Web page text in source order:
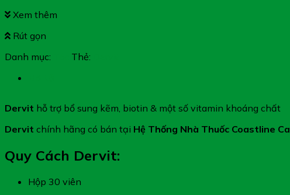
Xem thêm
Rút gọn
Danh mục:
Thẻ:
Dervit hỗ trợ bổ sung kẽm, biotin & một số vitamin khoáng chất
Dervit chính hãng có bán tại Hệ Thống Nhà Thuốc Coastline
Quy Cách Dervit:
Hộp 30 viên